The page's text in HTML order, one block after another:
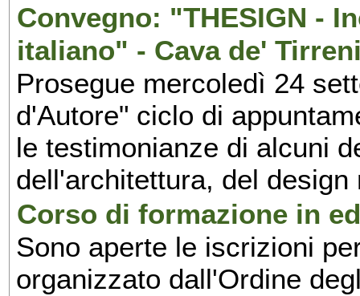
Convegno: "THESIGN -
italiano" - Cava de'
Prosegue mercoledì 24
d'Autore" ciclo di
le testimonianze di alcuni
dell'architettura, del
Corso di formazione in
Sono aperte le iscrizioni
organizzato dall'Ordine